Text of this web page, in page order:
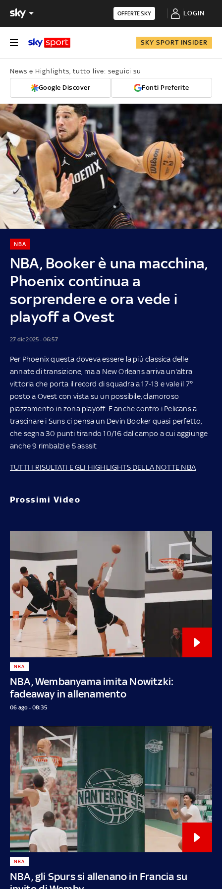
OFFERTE SKY LOGIN
SKY SPORT INSIDER
News e Highlights, tutto live: seguici su
Google Discover Fonti Preferite
NBA, Booker è una macchina,
Phoenix continua a
sorprendere e ora vede i
playoff a Ovest
NBA
27 dic 2025 - 06:57
Per Phoenix questa doveva essere la più classica delle
annate di transizione, ma a New Orleans arriva un'altra
vittoria che porta il record di squadra a 17-13 e vale il 7°
posto a Ovest con vista su un possibile, clamoroso
piazzamento in zona playoff. E anche contro i Pelicans a
trascinare i Suns ci pensa un Devin Booker quasi perfetto,
che segna 30 punti tirando 10/16 dal campo a cui aggiunge
anche 9 rimbalzi e 5 asssit
TUTTI I RISULTATI E GLI HIGHLIGHTS DELLA NOTTE NBA
Prossimi Video
NBA, Wembanyama imita Nowitzki:
fadeaway in allenamento
NBA
06 ago - 08:35
NBA, gli Spurs si allenano in Francia su
NBA